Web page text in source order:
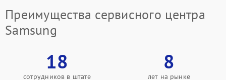
Преимущества сервисного центра
Samsung
18
сотрудников в штате
8
лет на рынке